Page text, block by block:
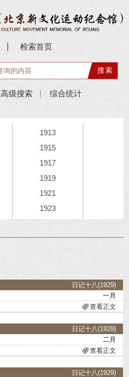
检索首页
高级搜索 综合统计
1913
1915
1917
1919
1921
1923
1927
1935
日记十八(1929)
一月
查看正文
日记十八(1929)
二月
查看正文
日记十八(1929)